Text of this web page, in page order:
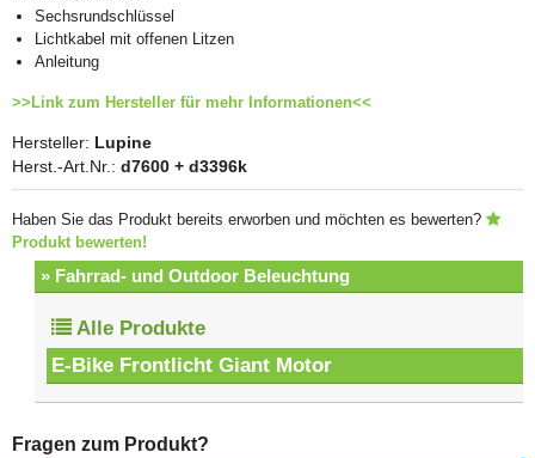
Sechsrundschlüssel
Lichtkabel mit offenen Litzen
Anleitung
>>Link zum Hersteller für mehr Informationen<<
Hersteller: Lupine
Herst.-Art.Nr.: d7600 + d3396k
Haben Sie das Produkt bereits erworben und möchten es bewerten?
Produkt bewerten!
» Fahrrad- und Outdoor Beleuchtung
Alle Produkte
E-Bike Frontlicht Giant Motor
Fragen zum Produkt?